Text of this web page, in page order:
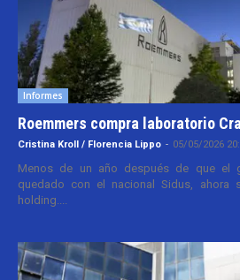
Informes
Roemmers compra laboratorio
Cristina Kroll / Florencia Lippo - 05/05/2026
Menos de un año después de que el
quedado con el nacional Sidus, ahora
holding....